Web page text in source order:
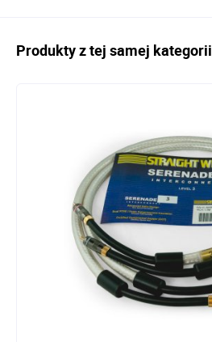
Produkty z tej samej kategorii